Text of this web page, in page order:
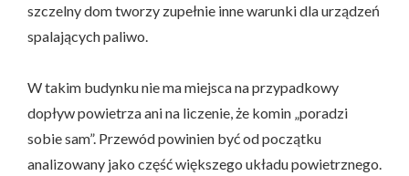
szczelny dom tworzy zupełnie inne warunki dla urządzeń
spalających paliwo.
W takim budynku nie ma miejsca na przypadkowy
dopływ powietrza ani na liczenie, że komin „poradzi
sobie sam”. Przewód powinien być od początku
analizowany jako część większego układu powietrznego.